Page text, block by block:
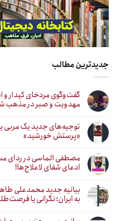
جدیدترین مطالب
گفت‌وگوی مردخای کیدار و
مهدویت و صبر در مذهب
توجیه‌های جدید یک مربی
«پرستش خورشید»
مصطفی الماسی در ردای
ادعای شفای لاعلاج‌ها!
بیانیه جدید محمدعلی
به ایران؛ نگرانی یا